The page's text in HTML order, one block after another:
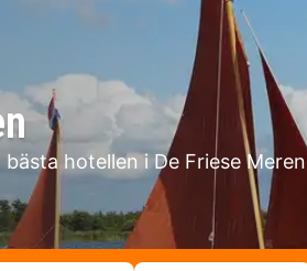
hotellen i De Friese